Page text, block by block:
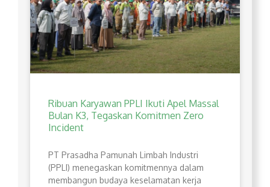
Ribuan Karyawan PPLI Ikuti Apel Massal
Bulan K3, Tegaskan Komitmen Zero
Incident
PT Prasadha Pamunah Limbah Industri
(PPLI) menegaskan komitmennya dalam
membangun budaya keselamatan kerja